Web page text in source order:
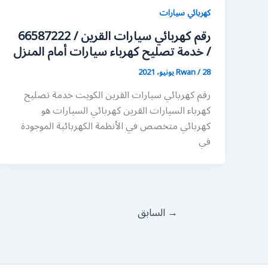
كهربائي سيارات
رقم كهربائي سيارات القرين / 66587222
/ خدمة تصليح كهرباء سيارات أمام المنزل
Rwan/28 يونيو، 2021
رقم كهربائي سيارات القرين الكويت خدمة تصليح
كهرباء السيارات القرين كهربائي السيارات هو
كهربائي متخصص في الأنظمة الكهربائية الموجودة
في
→ السابق